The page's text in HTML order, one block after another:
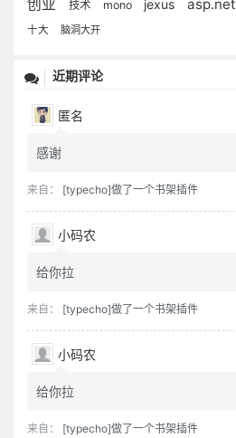
创业 技术 mono jexus asp.net
十大 脑洞大开
近期评论
匿名
感谢
来自： [typecho]做了一个书架插件
小码农
给你拉
来自： [typecho]做了一个书架插件
小码农
给你拉
来自： [typecho]做了一个书架插件